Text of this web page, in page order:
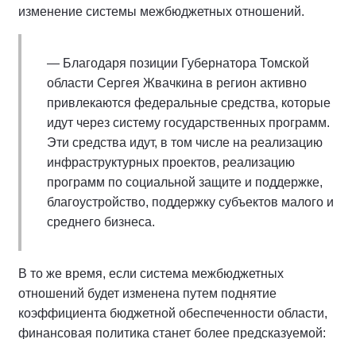
изменение системы межбюджетных отношений.
— Благодаря позиции Губернатора Томской
области Сергея Жвачкина в регион активно
привлекаются федеральные средства, которые
идут через систему государственных программ.
Эти средства идут, в том числе на реализацию
инфраструктурных проектов, реализацию
программ по социальной защите и поддержке,
благоустройство, поддержку субъектов малого и
среднего бизнеса.
В то же время, если система межбюджетных
отношений будет изменена путем поднятие
коэффициента бюджетной обеспеченности области,
финансовая политика станет более предсказуемой: